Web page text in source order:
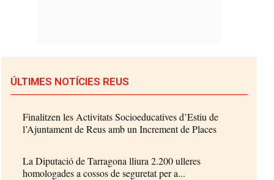
ÚLTIMES NOTÍCIES REUS
Finalitzen les Activitats Socioeducatives d’Estiu de
l’Ajuntament de Reus amb un Increment de Places
La Diputació de Tarragona lliura 2.200 ulleres
homologades a cossos de seguretat per a...